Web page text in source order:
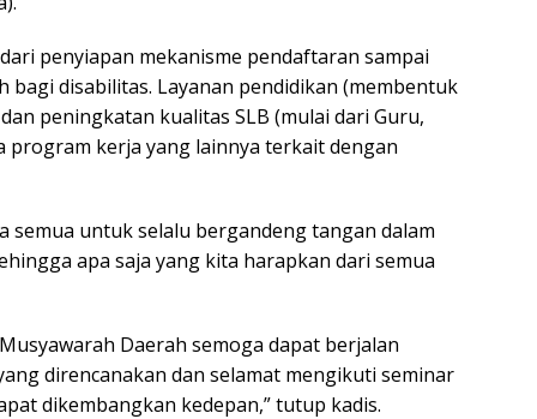
penyiapan mekanisme pendaftaran sampai
bagi disabilitas. Layanan pendidikan (membentuk
peningkatan kualitas SLB (mulai dari Guru,
program kerja yang lainnya terkait dengan
semua untuk selalu bergandeng tangan dalam
apa saja yang kita harapkan dari semua
Daerah semoga dapat berjalan
direncanakan dan selamat mengikuti seminar
dikembangkan kedepan,” tutup kadis.